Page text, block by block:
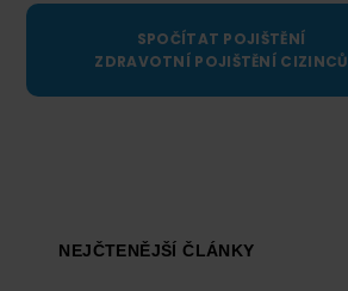
SPOČÍTAT POJIŠTĚNÍ
ZDRAVOTNÍ POJIŠTĚNÍ CIZINCŮ
FooterNEJČTENĚJŠÍ ČLÁNKY